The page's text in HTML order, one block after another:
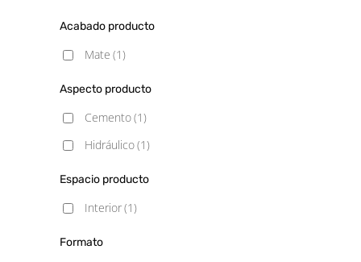
Acabado producto
Mate (1)
Aspecto producto
Cemento(1)
Hidráulico(1)
Espacio producto
Interior(1)
Formato